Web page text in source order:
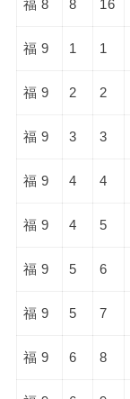
福 8 8 16
福 9 1 1
福 9 2 2
福 9 3 3
福 9 4 4
福 9 4 5
福 9 5 6
福 9 5 7
福 9 6 8